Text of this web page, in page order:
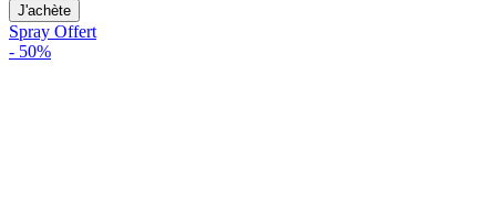
J'achète
Spray Offert
- 50%